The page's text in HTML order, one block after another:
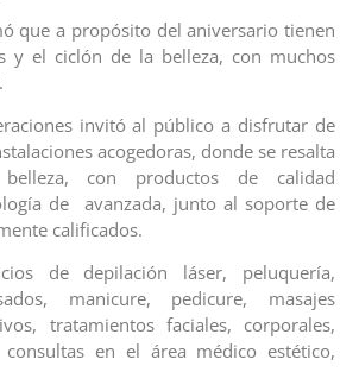
que a propósito del aniversario tienen
y el ciclón de la belleza, con muchos
invitó al público a disfrutar de
acogedoras, donde se resalta
con productos de calidad
de avanzada, junto al soporte de
calificados.
de depilación láser, peluquería,
manicure, pedicure, masajes
tratamientos faciales, corporales,
en el área médico estético,